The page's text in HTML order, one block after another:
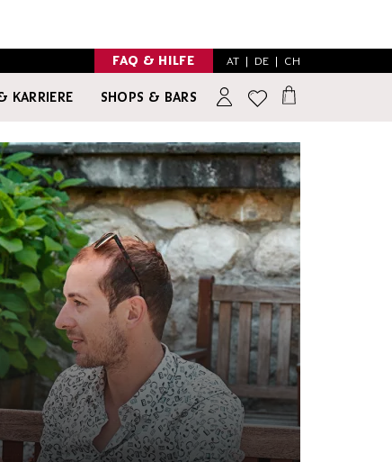
FAQ & HILFE AT | DE | CH
KARRIERE SHOPS & BARS
NO & LOW ALCOHOL